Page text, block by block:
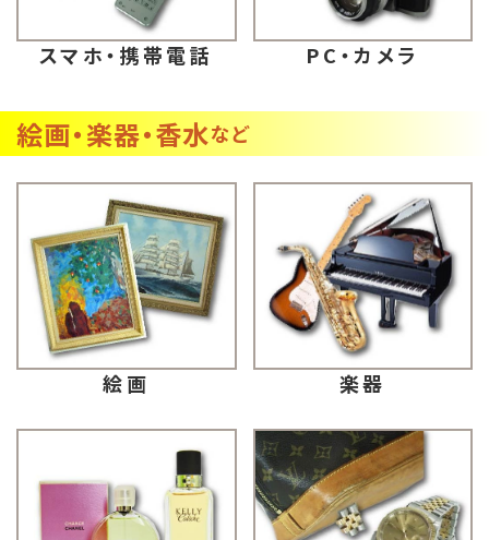
スマホ・携帯電話 PC・カメラ
絵画・楽器・香水など
絵画 楽器